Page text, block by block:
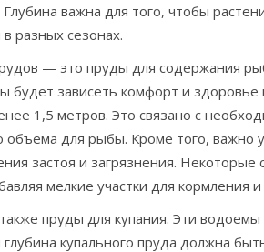
важна для того, чтобы
разных сезонах.
— это пруды для содержания
будет зависеть комфорт и
1,5 метров. Это связано с
объема для рыбы. Кроме того,
застоя и загрязнения.
мелкие участки для кормления
пруды для купания. Эти
купального пруда должна